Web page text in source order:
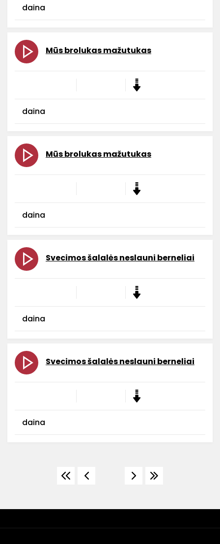
daina
Mūs brolukas mažutukas
daina
Mūs brolukas mažutukas
daina
Svecimos šalalės neslauni berneliai
daina
Svecimos šalalės neslauni berneliai
daina